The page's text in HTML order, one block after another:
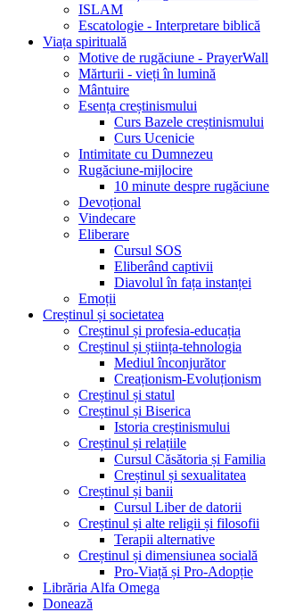
ISLAM
Escatologie - Interpretare biblică
Viața spirituală
Motive de rugăciune - PrayerWall
Mărturii - vieți în lumină
Mântuire
Esența creștinismului
Curs Bazele creștinismului
Curs Ucenicie
Intimitate cu Dumnezeu
Rugăciune-mijlocire
10 minute despre rugăciune
Devoțional
Vindecare
Eliberare
Cursul SOS
Eliberând captivii
Diavolul în fața instanței
Emoții
Creștinul și societatea
Creștinul și profesia-educația
Creștinul și știința-tehnologia
Mediul înconjurător
Creaționism-Evoluționism
Creștinul și statul
Creștinul și Biserica
Istoria creștinismului
Creștinul și relațiile
Cursul Căsătoria și Familia
Creștinul și sexualitatea
Creștinul și banii
Cursul Liber de datorii
Creștinul și alte religii și filosofii
Terapii alternative
Creștinul și dimensiunea socială
Pro-Viață și Pro-Adopție
Librăria Alfa Omega
Donează